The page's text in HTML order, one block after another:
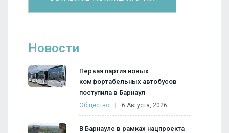
Новости
Первая партия новых
комфортабельных автобусов
поступила в Барнаул
Общество 6 Августа, 2026
В Барнауле в рамках нацпроекта